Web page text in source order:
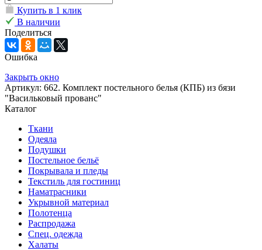
Купить в 1 клик
В наличии
Поделиться
Ошибка
Закрыть окно
Артикул: 662. Комплект постельного белья (КПБ) из бязи
"Васильковый прованс"
Каталог
Ткани
Одеяла
Подушки
Постельное бельё
Покрывала и пледы
Текстиль для гостиниц
Наматрасники
Укрывной материал
Полотенца
Распродажа
Спец. одежда
Халаты